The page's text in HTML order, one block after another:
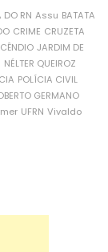
DO RN Assu BATATA
CRIME CRUZETA
JARDIM DE
NÉLTER QUEIROZ
POLÍCIA CIVIL
GERMANO
UFRN Vivaldo